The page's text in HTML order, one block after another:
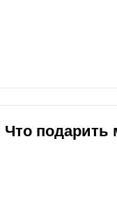
Что подарить